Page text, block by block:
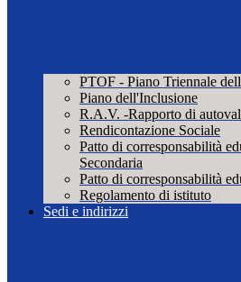
PTOF - Piano Triennale
Piano dell'Inclusione
R.A.V. -Rapporto di
Rendicontazione Sociale
Patto di corresponsabilità
Secondaria
Patto di corresponsabilità
Regolamento di istituto
Sedi e indirizzi